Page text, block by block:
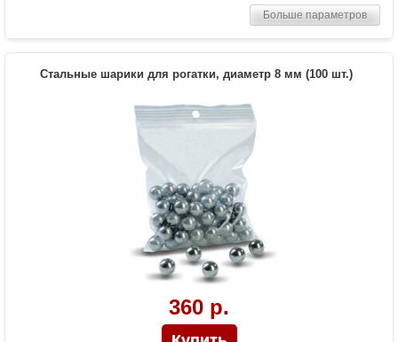
Больше параметров
Стальные шарики для рогатки, диаметр 8 мм (100 шт.)
360 р.